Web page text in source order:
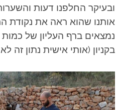
ובעיקר החלפנו דעות
אותנו שהוא ראה את נקודת
נמצאים ברף העליון של
בקניון (אותי אישית נתון זה